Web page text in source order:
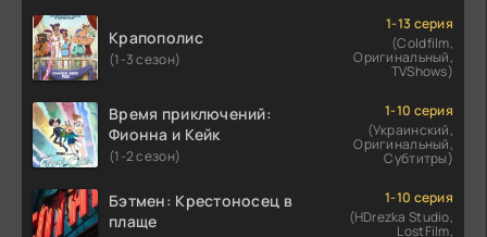
Крапополис
(1-3 сезон)
1-13 серия
(Coldfilm,
Оригинальный,
TVShows)
Время приключений:
Фионна и Кейк
(1-2 сезон)
1-10 серия
(Украинский,
Оригинальный,
Субтитры)
Бэтмен: Крестоносец в
плаще
1-10 серия
(HDrezka Studio,
LostFilm,